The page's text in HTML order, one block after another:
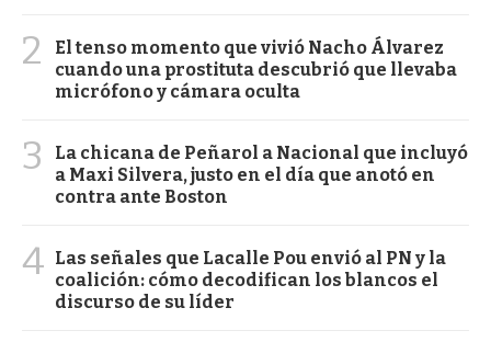
2
El tenso momento que vivió Nacho Álvarez
cuando una prostituta descubrió que llevaba
micrófono y cámara oculta
3
La chicana de Peñarol a Nacional que incluyó
a Maxi Silvera, justo en el día que anotó en
contra ante Boston
4 Las señales que Lacalle Pou envió al PN y la
coalición: cómo decodifican los blancos el
discurso de su líder